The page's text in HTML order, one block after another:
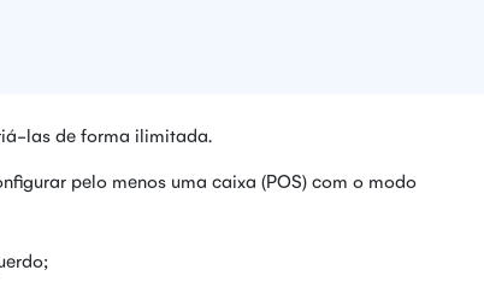
las de forma ilimitada.
pelo menos uma caixa (POS) com o modo